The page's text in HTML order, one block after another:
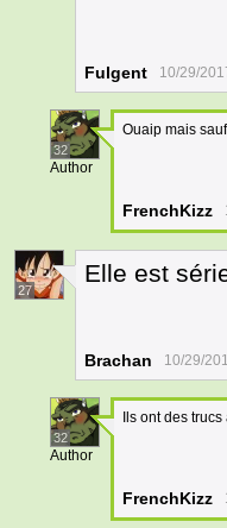
Fulgent 10/29/
32
Author
Ouaip mais
FrenchKizz
27
Elle est
Brachan 10/29/
32
Author
Ils ont des
FrenchKizz